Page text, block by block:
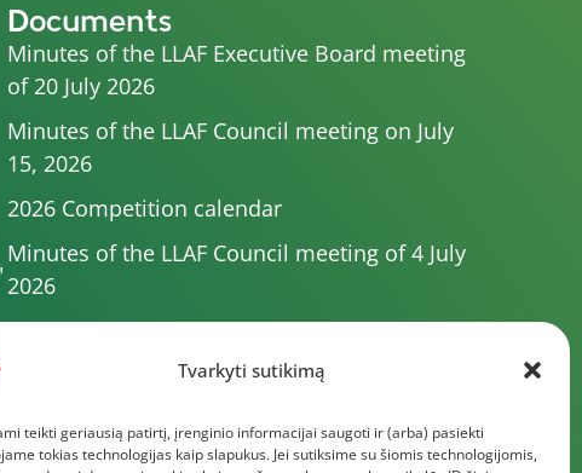
Tvarkyti sutikimą
teikti geriausią patirtį, įrenginio informacijai saugoti ir (arba) pasiekti
tokias technologijas kaip slapukus. Jei sutiksime su šiomis technologijomis,
Documents
Minutes of the LLAF Executive Board meeting
of 20 July 2026
Minutes of the LLAF Council meeting on July
15, 2026
2026 Competition calendar
Minutes of the LLAF Council meeting of 4 July
2026
Minutes of the meeting of the Executive
Committee of 1 July 2025
Board of 25 June 2026